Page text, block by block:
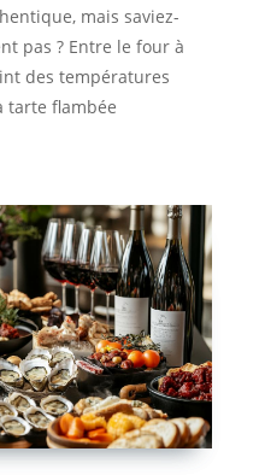
mais saviez-
pas ? Entre le four à
des températures
tarte flambée